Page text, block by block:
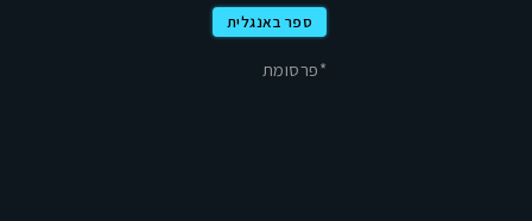
ספר באנגלית
*פרסומת